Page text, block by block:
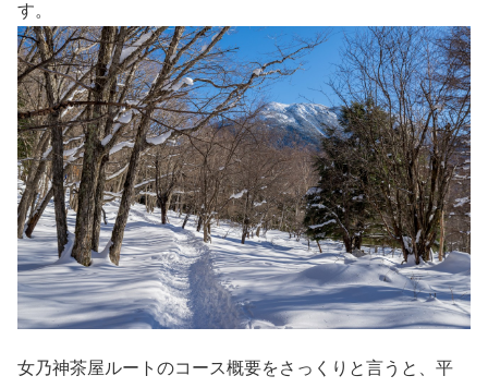
す。
女乃神茶屋ルートのコース概要をさっくりと言うと、平